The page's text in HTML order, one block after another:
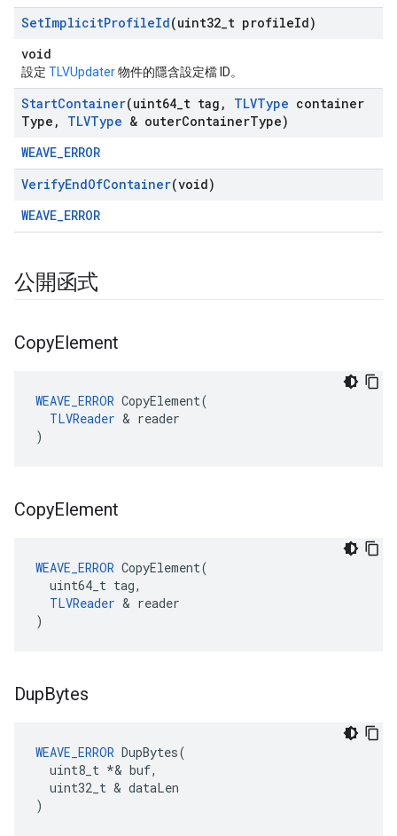
SetImplicitProfileId(uint32 t profileId)
void
設定 TLVUpdater物件的隱含設定檔 ID。
StartContainer(uint64 t tag , TLVType container
Type , TLVType & outerContainerType)
WEAVE_ERROR
VerifyEndOfContainer(void)
WEAVE_ERROR
公開函式
CopyElement
WEAVE_ERROR CopyElement(
TLVReader & reader
)
CopyElement
WEAVE_ERROR CopyElement(
  uint64_t tag,
TLVReader & reader
)
DupBytes
WEAVE_ERROR DupBytes(
  uint8_t *& buf,
  uint32_t & dataLen
)